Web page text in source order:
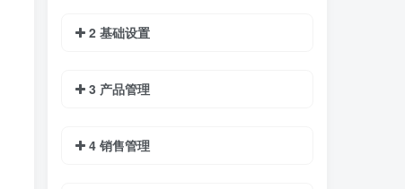
2 基础设置
3 产品管理
4 销售管理